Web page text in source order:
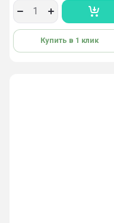
Купить в 1 клик